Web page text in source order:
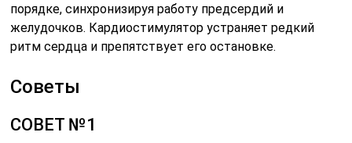
порядке, синхронизируя работу предсердий и
желудочков. Кардиостимулятор устраняет редкий
ритм сердца и препятствует его остановке.
Советы
СОВЕТ №1